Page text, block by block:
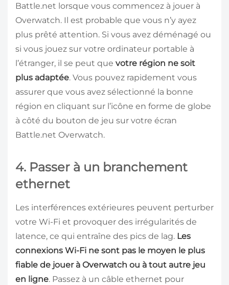
Battle.net lorsque vous commencez à jouer à
Overwatch. Il est probable que vous n’y ayez
plus prêté attention. Si vous avez déménagé ou
si vous jouez sur votre ordinateur portable à
l’étranger, il se peut que votre région ne soit
plus adaptée. Vous pouvez rapidement vous
assurer que vous avez sélectionné la bonne
région en cliquant sur l’icône en forme de globe
à côté du bouton de jeu sur votre écran
Battle.net Overwatch.
4. Passer à un branchement
ethernet
Les interférences extérieures peuvent perturber
votre Wi-Fi et provoquer des irrégularités de
latence, ce qui entraîne des pics de lag. Les
connexions Wi-Fi ne sont pas le moyen le plus
fiable de jouer à Overwatch ou à tout autre jeu
en ligne. Passez à un câble ethernet pour